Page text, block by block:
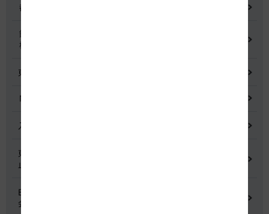
都市間高速道路料金割引検討会
鋼少数主桁橋の床版下面吹付コンクリートはく離・落下事象調査
検討委員会
東名高速道路宇利トンネル照明灯具落下事象調査検討会
NEXCO中日本グループの経営上の課題と取組み
入札に係る不正行為に関する調査及び再発防止のための委員会
東名高速道路 中吉田高架橋 塗装塗替え工事による火災事故再発防
止委員会
E20 中央道を跨ぐ橋梁の耐震補強工事施工不良に関する調査委員
会